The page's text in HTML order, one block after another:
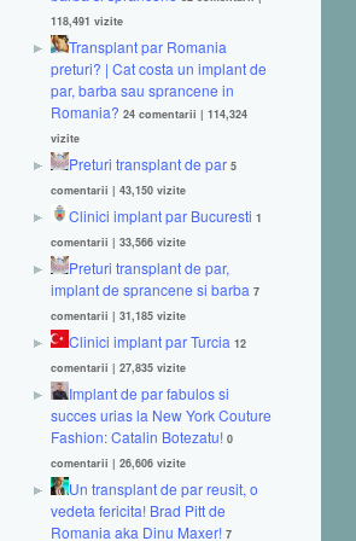
118,491 vizite
Transplant par Romania
preturi? | Cat costa un implant de
par, barba sau sprancene in
Romania? 24 comentarii | 114,324
vizite
Preturi transplant de par 5
comentarii | 43,150 vizite
Clinici implant par Bucuresti 1
comentarii | 33,566 vizite
Preturi transplant de par,
implant de sprancene si barba 7
comentarii | 31,185 vizite
Clinici implant par Turcia 12
comentarii | 27,835 vizite
Implant de par fabulos si
succes urias la New York Couture
Fashion: Catalin Botezatu! 0
comentarii | 26,606 vizite
Un transplant de par reusit, o
vedeta fericita! Brad Pitt de
Romania aka Dinu Maxer! 7